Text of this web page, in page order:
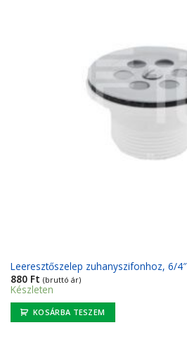
Leeresztőszelep zuhanyszifonhoz, 6/4″
880 Ft (bruttó ár)
Készleten
KOSÁRBA TESZEM